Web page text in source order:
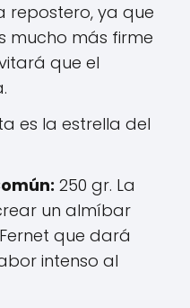
repostero, ya que
mucho más firme
que el
es la estrella del
250 gr. La
un almíbar
que dará
intenso al